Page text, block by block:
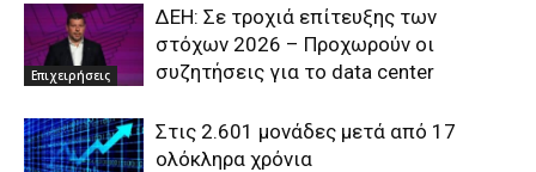
Επιχειρήσεις
ΔΕΗ: Σε τροχιά επίτευξης των
στόχων 2026 – Προχωρούν οι
συζητήσεις για το data center
Στις 2.601 μονάδες μετά από 17
ολόκληρα χρόνια